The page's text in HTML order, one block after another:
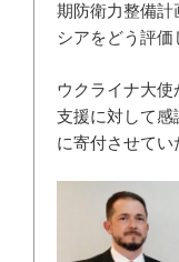
期防衛力整備計
シアをどう評価
ウクライナ大
支援に対して感
に寄付させてい